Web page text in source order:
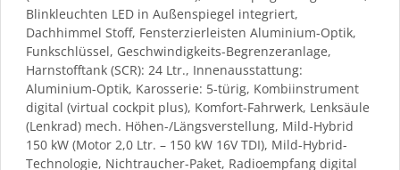
Blinkleuchten LED in Außenspiegel integriert,
Dachhimmel Stoff, Fensterzierleisten Aluminium-Optik,
Funkschlüssel, Geschwindigkeits-Begrenzeranlage,
Harnstofftank (SCR): 24 Ltr., Innenausstattung:
Aluminium-Optik, Karosserie: 5-türig, Kombiinstrument
digital (virtual cockpit plus), Komfort-Fahrwerk, Lenksäule
(Lenkrad) mech. Höhen-/Längsverstellung, Mild-Hybrid
150 kW (Motor 2,0 Ltr. – 150 kW 16V TDI), Mild-Hybrid-
Technologie, Nichtraucher-Paket, Radioempfang digital